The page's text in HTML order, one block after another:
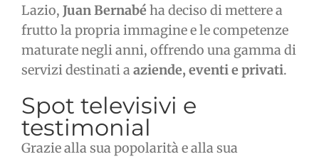
Lazio, Juan Bernabé ha deciso di mettere a
frutto la propria immagine e le competenze
maturate negli anni, offrendo una gamma di
servizi destinati aaziende, eventi e privati.
Spot televisivi e
testimonial
Grazie alla sua popolarità e alla sua